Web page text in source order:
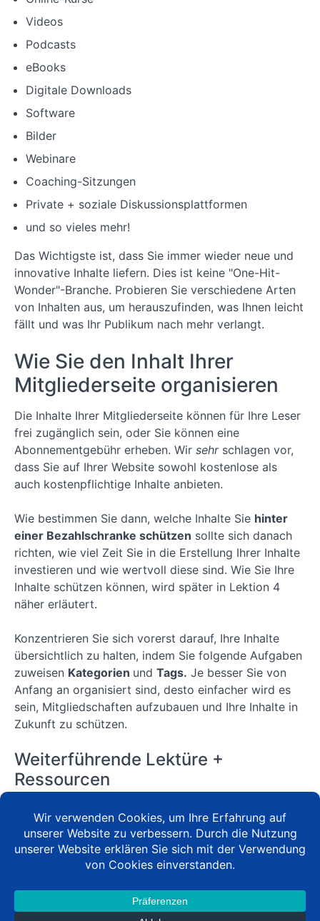
10: Einrichten
MemberPress-
E-Mail-
Erinnerungen
Lektion
11: Wie man
einen
Gutschein in
MemberPress
erstellt
Lektion 12:
Online-Kurses
MemberPress-
Kurs-Add-On
Lektion
13:
Verwaltung
von
Zahlungen mit
dem
MemberPress-
Plugin
Lektion
14: Ein
Überblick
über die
MemberPress-
Einstellungen
15:
Integrieren
von E-Mail-
Marketing-
Add-ons
(Auto-
Responders)
Lektion
von
WordPress-
Menüpunkten
mit
MemberPress
Lektion
17: Wie man
MemberPress-
Widgets
schützt
Lektion 18:
MemberPress-
Entwicklerwerkzeuge
Lektion
19: Wie man
MemberPress
Videos
Podcasts
eBooks
Digitale Downloads
Software
Bilder
Webinare
Coaching-Sitzungen
Private + soziale Diskussionsplattformen
und so vieles mehr!
Das Wichtigste ist, dass Sie immer wieder neue und
innovative Inhalte liefern. Dies ist keine "One-Hit-
Wonder"-Branche. Probieren Sie verschiedene Arten
von Inhalten aus, um herauszufinden, was Ihnen leicht
fällt und was Ihr Publikum nach mehr verlangt.
Wie Sie den Inhalt Ihrer
Mitgliederseite organisieren
Die Inhalte Ihrer Mitgliederseite können für Ihre Leser
frei zugänglich sein, oder Sie können eine
Abonnementgebühr erheben. Wir sehr schlagen vor,
dass Sie auf Ihrer Website sowohl kostenlose als
auch kostenpflichtige Inhalte anbieten.
Wie bestimmen Sie dann, welche Inhalte Sie hinter
einer Bezahlschranke schützen sollte sich danach
richten, wie viel Zeit Sie in die Erstellung Ihrer Inhalte
investieren und wie wertvoll diese sind. Wie Sie Ihre
Inhalte schützen können, wird später in Lektion 4
näher erläutert.
Konzentrieren Sie sich vorerst darauf, Ihre Inhalte
übersichtlich zu halten, indem Sie folgende Aufgaben
zuweisen Kategorien und Tags. Je besser Sie von
Anfang an organisiert sind, desto einfacher wird es
sein, Mitgliedschaften aufzubauen und Ihre Inhalte in
Zukunft zu schützen.
Weiterführende Lektüre +
Ressourcen
Lesen >>
Was ist eine Mitgliedschaftsseite?
Lesen >>10 Arten von Inhalten für Ihre
Mitgliederseite
90+ WordPress Beispiele für
Mitgliedschaftsseiten